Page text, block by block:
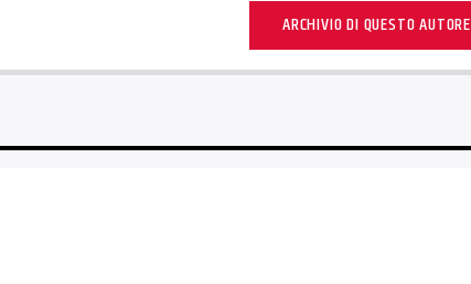
ARCHIVIO DI QUESTO AUTORE